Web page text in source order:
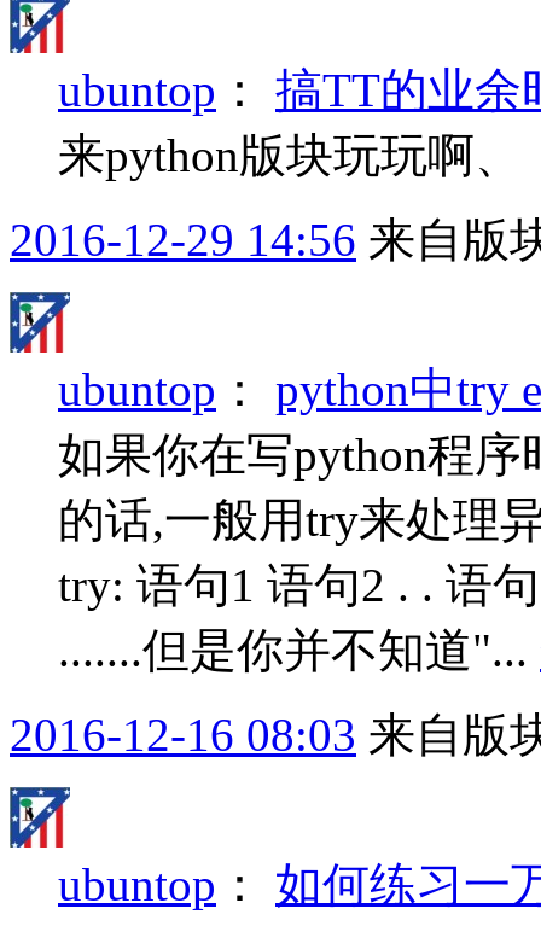
ubuntop ： 搞TT的业余
来python版块玩玩啊、
2016-12-29 14:56 来自版
ubuntop ： python中try
如果你在写python程
的话,一般用try来处理
try: 语句1 语句2 . . 语
.......但是你并不知道"...
2016-12-16 08:03 来自版
ubuntop ： 如何练习一